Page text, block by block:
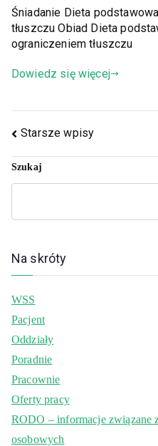
Śniadanie Dieta
tłuszczu Obiad Dieta
ograniczeniem tłuszczu
Dowiedz się więcej
Starsze wpisy
Szukaj
Na skróty
WSS
Pacjent
Oddziały
Poradnie
Pracownie
Oferty pracy
RODO – informacje związane
osobowych